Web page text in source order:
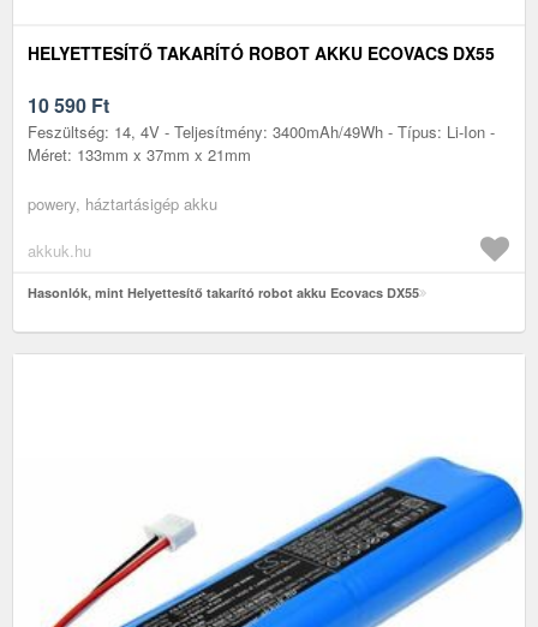
HELYETTESÍTŐ TAKARÍTÓ ROBOT AKKU ECOVACS DX55
10 590 Ft
Feszültség: 14, 4V - Teljesítmény: 3400mAh/49Wh - Típus: Li-Ion -
Méret: 133mm x 37mm x 21mm
powery, háztartásigép akku
akkuk.hu
Hasonlók, mint Helyettesítő takarító robot akku Ecovacs DX55